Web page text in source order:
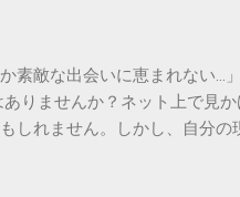
素敵な出会いに恵まれない
りませんか？ネット上で見
しれません。しかし、自分
ります。 この記事では、婚